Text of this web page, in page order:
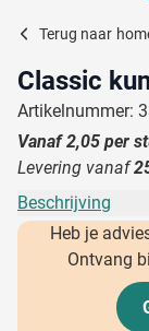
Terug naar
Classic
Artikelnummer:
Vanaf2,05 per
Levering vanaf
Beschrijving
Heb je
Ontvang